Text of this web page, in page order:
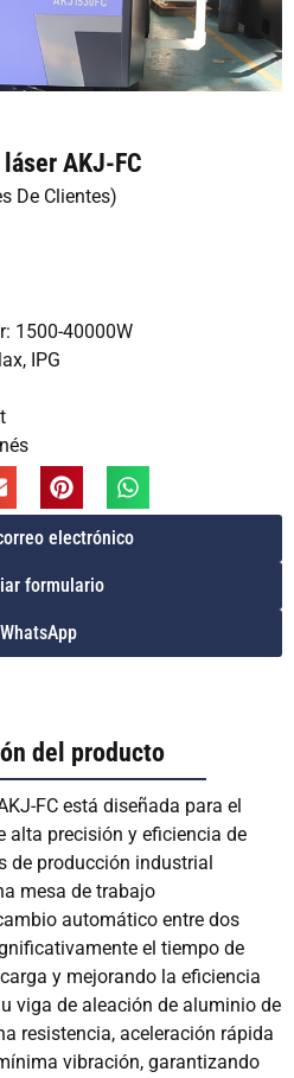
AKJ-FC
De Clientes)
1500-40000W
IPG
electrónico
formulario
WhatsApp
del producto
FC está diseñada para el
alta precisión y eficiencia de
de producción industrial
mesa de trabajo
automático entre dos
el tiempo de
y mejorando la eficiencia
viga de aleación de aluminio de
resistencia, aceleración rápida
vibración, garantizando